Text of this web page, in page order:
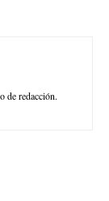
de redacción.